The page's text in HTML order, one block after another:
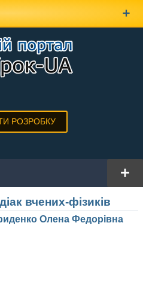
РОЗРОБКУ
вчених-фізиків
Олена Федорівна